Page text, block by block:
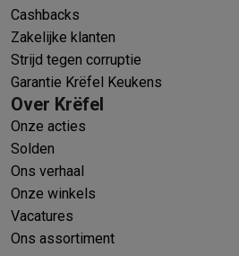
Cashbacks
Zakelijke klanten
Strijd tegen corruptie
Garantie Krëfel Keukens
Over Krëfel
Onze acties
Solden
Ons verhaal
Onze winkels
Vacatures
Ons assortiment